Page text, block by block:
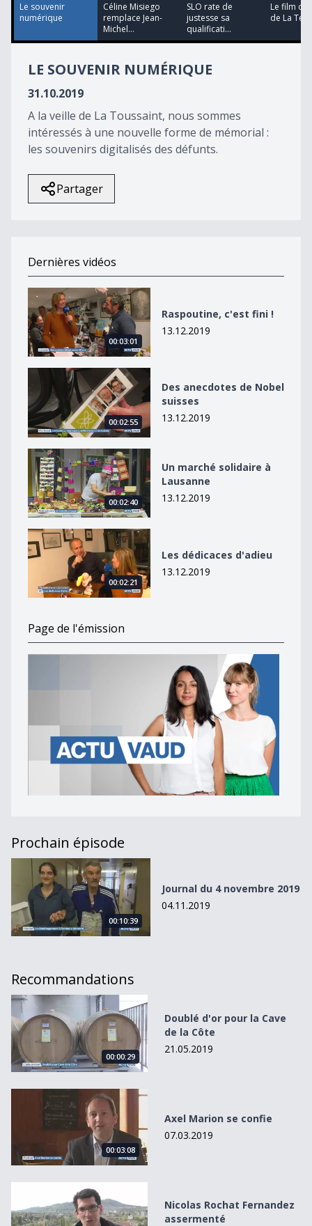
57
seconds
Le souvenir
numérique
Céline Misiego
remplace Jean-
Michel...
SLO rate de
justesse sa
qualificati...
Le film
de La Télé
LE SOUVENIR NUMÉRIQUE
31.10.2019
A la veille de La Toussaint, nous sommes
intéressés à une nouvelle forme de mémorial :
les souvenirs digitalisés des défunts.
Partager
Dernières vidéos
Raspoutine, c&#039;est fini !
00:03:01
Raspoutine, c'est fini !
13.12.2019
Des anecdotes de Nobel suisses
00:02:55
Des anecdotes de Nobel
suisses
13.12.2019
Un marché solidaire à Lausanne
00:02:40
Un marché solidaire à
Lausanne
13.12.2019
Les dédicaces d&#039;adieu
00:02:21
Les dédicaces d'adieu
13.12.2019
Page de l'émission
Prochain épisode
Journal du 4 novembre 2019
00:10:39
Journal du 4 novembre 2019
04.11.2019
Recommandations
Doublé d&#039;or pour la Cave de la Côte
00:00:29
Doublé d'or pour la Cave
de la Côte
21.05.2019
Axel Marion se confie
00:03:08
Axel Marion se confie
07.03.2019
Nicolas Rochat Fernandez assermenté
Nicolas Rochat Fernandez
assermenté